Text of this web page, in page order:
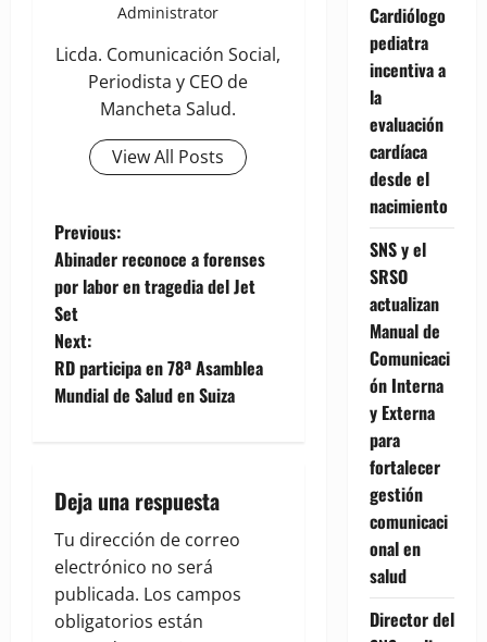
Administrator
Licda. Comunicación Social,
Periodista y CEO de
Mancheta Salud.
View All Posts
P
o
s
t
v
i
g
Previous:
Abinader reconoce a forenses
por labor en tragedia del Jet
Set
Next:
RD participa en 78ª Asamblea
Mundial de Salud en Suiza
Deja una respuesta
Tu dirección de correo
electrónico no será
publicada. Los campos
obligatorios están
Cardiólogo
pediatra
incentiva a
la
evaluación
cardíaca
desde el
nacimiento
SNS y el
SRSO
actualizan
Manual de
Comunicaci
ón Interna
y Externa
para
fortalecer
gestión
comunicaci
onal en
salud
Director del